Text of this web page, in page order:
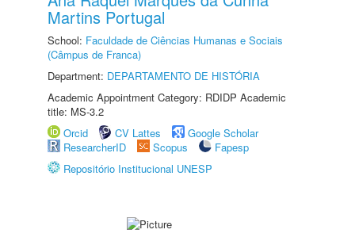
Martins Portugal
School: Faculdade de Ciências Humanas e Sociais
(Câmpus de Franca)
Department: DEPARTAMENTO DE HISTÓRIA
Academic Appointment Category: RDIDP Academic
title: MS-3.2
Orcid
CV Lattes
Google Scholar
ResearcherID
Scopus
Fapesp
Repositório Institucional UNESP